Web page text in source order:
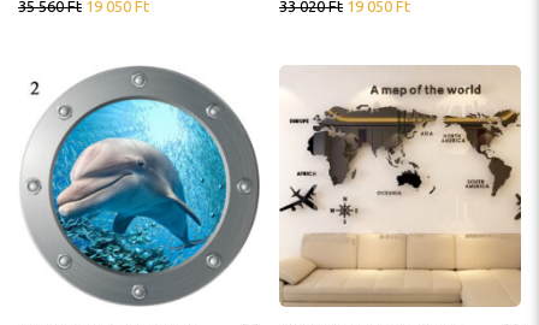
35 560Ft 19 050 Ft
33 020Ft 19 050 Ft